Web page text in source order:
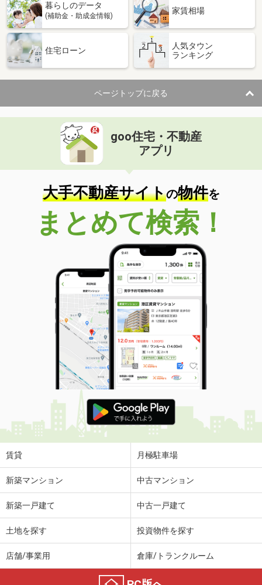
暮らしのデータ
(補助金・助成金情報)
家賃相場
住宅ローン
人気タウン
ランキング
ページトップに戻る
goo住宅・不動産
アプリ
大手不動産サイトの物件を
まとめて検索！
賃貸 月極駐車場
新築マンション 中古マンション
新築一戸建て 中古一戸建て
土地を探す 投資物件を探す
店舗/事業用 倉庫/トランクルーム